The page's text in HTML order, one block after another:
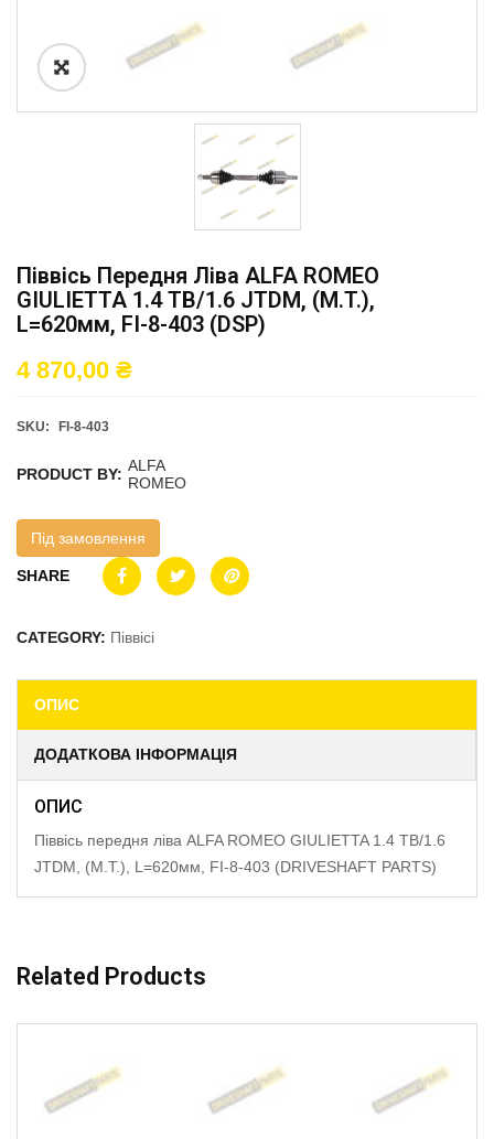
Піввісь Передня Ліва ALFA ROMEO
GIULIETTA 1.4 TB/1.6 JTDM, (M.T.),
L=620мм, FI-8-403 (DSP)
4 870,00 ₴
SKU: FI-8-403
PRODUCT BY: ALFA
ROMEO
Під замовлення
SHARE
CATEGORY: Піввісі
ОПИС
ДОДАТКОВА ІНФОРМАЦІЯ
ОПИС
Піввісь передня ліва ALFA ROMEO GIULIETTA 1.4 TB/1.6
JTDM, (M.T.), L=620мм, FI-8-403 (DRIVESHAFT PARTS)
Related Products